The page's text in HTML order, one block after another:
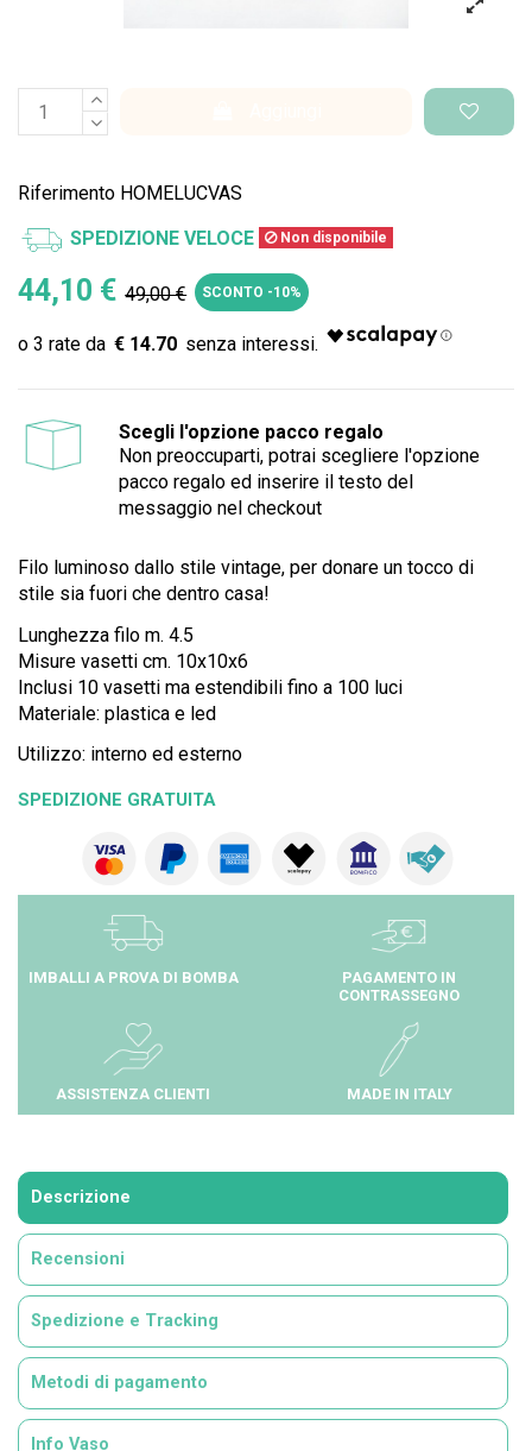
Riferimento HOMELUCVAS
SPEDIZIONE VELOCE Non disponibile
44,10 € 49,00 € SCONTO -10%
€ 14.70
Scegli l'opzione pacco regalo
Non preoccuparti, potrai scegliere l'opzione
pacco regalo ed inserire il testo del
messaggio nel checkout
Filo luminoso dallo stile vintage, per donare un tocco di
stile sia fuori che dentro casa!
Lunghezza filo m. 4.5
Misure vasetti cm. 10x10x6
Inclusi 10 vasetti ma estendibili fino a 100 luci
Materiale: plastica e led
Utilizzo: interno ed esterno
SPEDIZIONE GRATUITA
IMBALLI A PROVA DI BOMBA
PAGAMENTO IN
CONTRASSEGNO
ASSISTENZA CLIENTI MADE IN ITALY
Descrizione
Recensioni
Spedizione e Tracking
Metodi di pagamento
Info Vaso